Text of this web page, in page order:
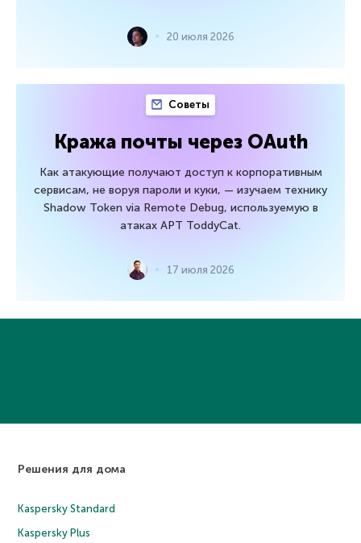
20 июля 2026
Советы
Кража почты через OAuth
Как атакующие получают доступ к корпоративным
сервисам, не воруя пароли и куки, — изучаем технику
Shadow Token via Remote Debug, используемую в
атаках APT ToddyCat.
17 июля 2026
Решения для дома
Kaspersky Standard
Kaspersky Plus